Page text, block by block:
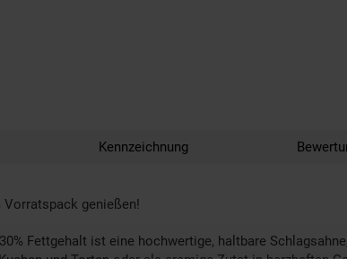
Kennzeichnung
genießen!
Fettgehalt ist eine hochwertige, haltbare
und Torten oder als cremige Zutat in herzhaften